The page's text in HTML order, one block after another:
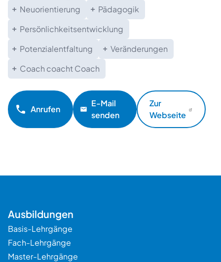
Neuorientierung
Pädagogik
Persönlichkeitsentwicklung
Potenzialentfaltung
Veränderungen
Coach coacht Coach
Anrufen
E-Mail
senden
Zur
Webseite
Ausbildungen
Basis-Lehrgänge
Fach-Lehrgänge
Master-Lehrgänge